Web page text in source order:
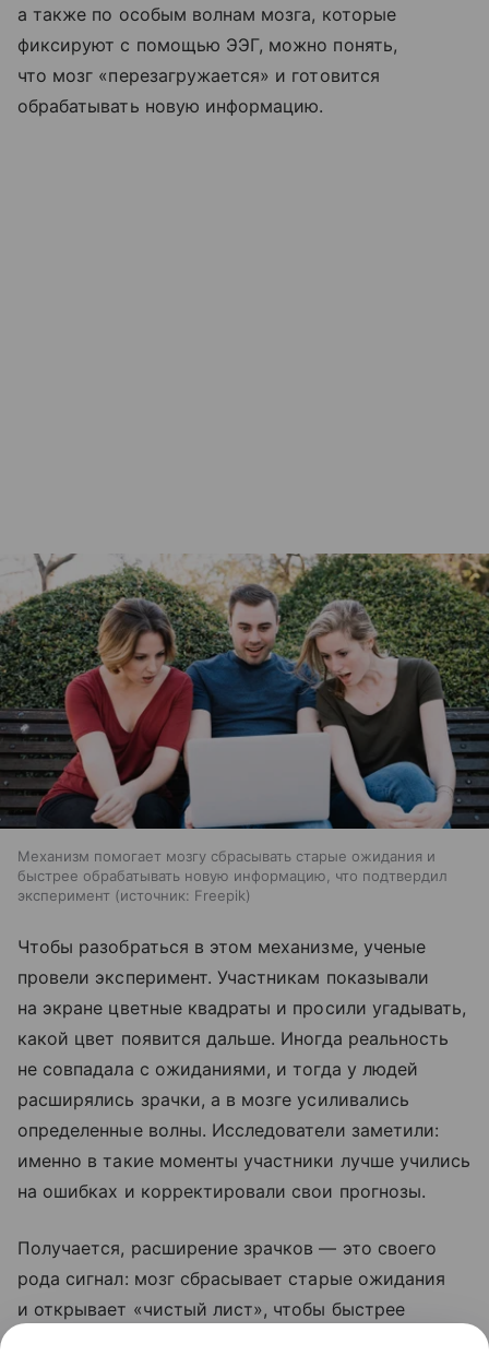
а также по особым волнам мозга, которые
фиксируют с помощью ЭЭГ, можно понять,
что мозг «перезагружается» и готовится
обрабатывать новую информацию.
Механизм помогает мозгу сбрасывать старые ожидания и
быстрее обрабатывать новую информацию, что подтвердил
эксперимент
источник: Freepik
Чтобы разобраться в этом механизме, ученые
провели эксперимент. Участникам показывали
на экране цветные квадраты и просили угадывать,
какой цвет появится дальше. Иногда реальность
не совпадала с ожиданиями, и тогда у людей
расширялись зрачки, а в мозге усиливались
определенные волны. Исследователи заметили:
именно в такие моменты участники лучше учились
на ошибках и корректировали свои прогнозы.
Получается, расширение зрачков — это своего
рода сигнал: мозг сбрасывает старые ожидания
и открывает «чистый лист», чтобы быстрее